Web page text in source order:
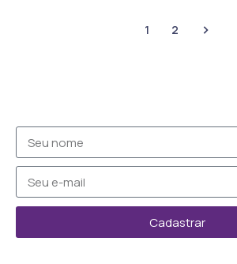
1 2
Cadastrar